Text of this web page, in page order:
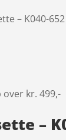
– K040-
over kr. 499,-
–